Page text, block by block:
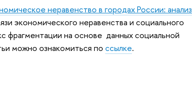
неравенство в городах России: анализ
экономического неравенства и социального
фрагментации на основе данных социальной
можно ознакомиться поссылке.